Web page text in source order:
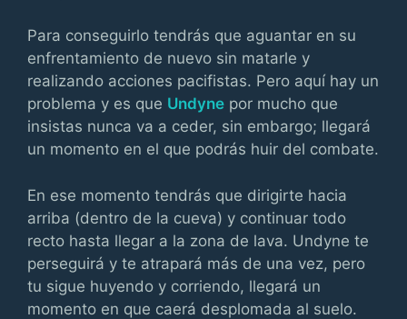
Para conseguirlo tendrás que aguantar en su
enfrentamiento de nuevo sin matarle y
realizando acciones pacifistas. Pero aquí hay un
problema y es que Undyne por mucho que
insistas nunca va a ceder, sin embargo; llegará
un momento en el que podrás huir del combate.
En ese momento tendrás que dirigirte hacia
arriba (dentro de la cueva) y continuar todo
recto hasta llegar a la zona de lava. Undyne te
perseguirá y te atrapará más de una vez, pero
tu sigue huyendo y corriendo, llegará un
momento en que caerá desplomada al suelo.